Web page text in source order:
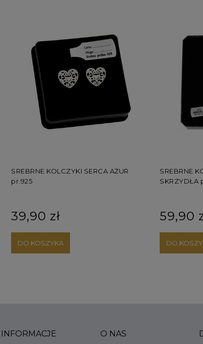
SREBRNE KOLCZYKI SERCA AŻUR
pr.925
39,90 zł
DO KOSZYKA
SREBRNE
SKRZYDŁA
59,90 zł
DO
INFORMACJE O NAS